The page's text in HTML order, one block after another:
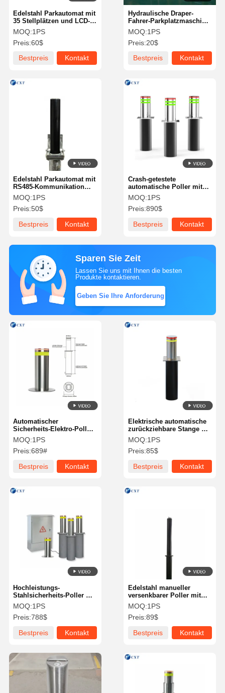
Edelstahl Parkautomat mit
35 Stellplätzen und LCD-
Bildschirm für effizientes
Parkraummanagement
MOQ:1PS
Preis:60$
Bestpreis
Kontakt
Hydraulische Draper-
Fahrer-Parkplatzmaschine
mit RS485-Kommunikation
und Edelstahlkonstruktion
MOQ:1PS
Preis:20$
Bestpreis
Kontakt
Edelstahl Parkautomat mit
RS485-Kommunikation
und LCD-Bildschirm für
effizientes
Parkraummanagement
MOQ:1PS
Preis:50$
Bestpreis
Kontakt
Crash-getestete
automatische Poller mit
hydraulischem Hebekern
aus Edelstahl und IP68-
Wasserdichtigkeit
MOQ:1PS
Preis:890$
Bestpreis
Kontakt
Sparen Sie Zeit
Lassen Sie uns mit Ihnen die besten
Produkte kontaktieren.
Geben Sie Ihre Anforderung
Elektrische automatische
zurückziehbare Stange mit
Edelstahl 304
Hydraulikhebel und IP68-
Wasserdichte
MOQ:1PS
Preis:85$
Bestpreis
Kontakt
Automatischer
Sicherheits-Elektro-Poller
mit hydraulischem
Hubkern, IP68 wasserdicht
und Edelstahlmaterial
MOQ:1PS
Preis:689#
Bestpreis
Kontakt
Edelstahl manueller
versenkbarer Poller mit
hydraulischem Hubkern
für die Sicherheit der
Einfahrt
MOQ:1PS
Preis:89$
Bestpreis
Kontakt
Hochleistungs-
Stahlsicherheits-Poller mit
Crash-Schutz und IP65-
Witterungsbeständigkeit
MOQ:1PS
Preis:788$
Bestpreis
Kontakt